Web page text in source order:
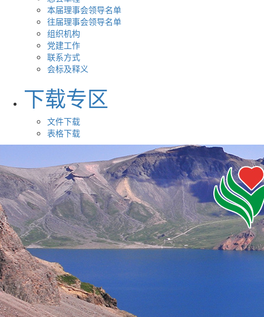
本届理事会领导名单
往届理事会领导名单
组织机构
党建工作
联系方式
会标及释义
下载专区
文件下载
表格下载